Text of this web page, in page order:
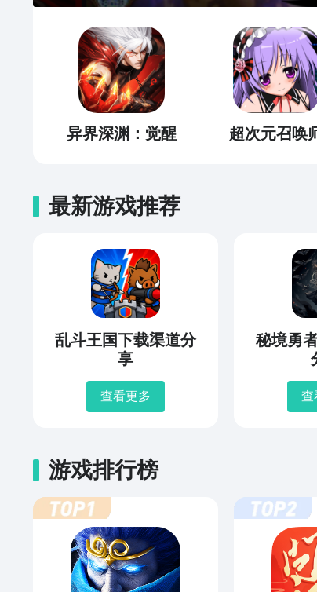
异界深渊：觉醒 超次元召唤
最新游戏推荐
乱斗王国下载渠道分
享
查看更多
秘境勇
查
游戏排行榜